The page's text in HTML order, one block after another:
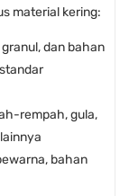
material kering:
dan bahan
rempah, gula,
bahan